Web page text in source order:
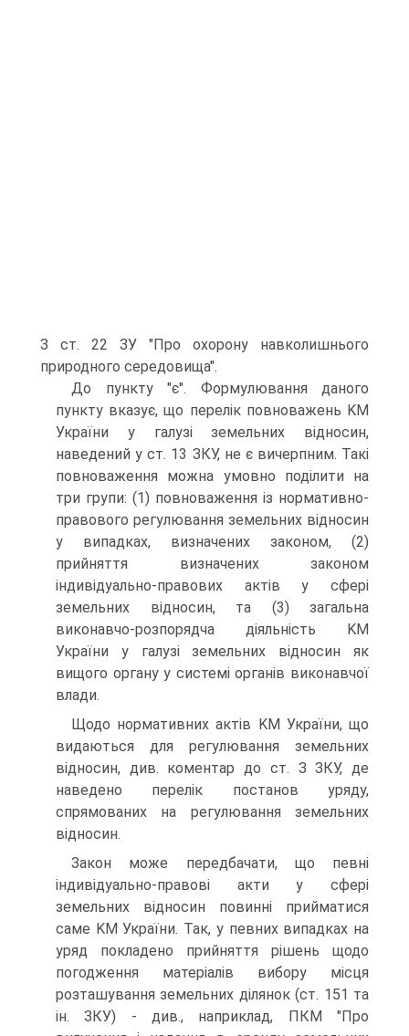
З ст. 22 ЗУ "Про охорону навколишнього
природного середовища".
До пункту "є". Формулювання даного
пункту вказує, що перелік повноважень KM
України у галузі земельних відносин,
наведений у ст. 13 ЗКУ, не є вичерпним. Такі
повноваження можна умовно поділити на
три групи: (1) повноваження із нормативно-
правового регулювання земельних відносин
у випадках, визначених законом, (2)
прийняття визначених законом
індивідуально-правових актів у сфері
земельних відносин, та (3) загальна
виконавчо-розпорядча діяльність KM
України у галузі земельних відносин як
вищого органу у системі органів виконавчої
влади.
Щодо нормативних актів KM України, що
видаються для регулювання земельних
відносин, див. коментар до ст. З ЗКУ, де
наведено перелік постанов уряду,
спрямованих на регулювання земельних
відносин.
Закон може передбачати, що певні
індивідуально-правові акти у сфері
земельних відносин повинні прийматися
саме KM України. Так, у певних випадках на
уряд покладено прийняття рішень щодо
погодження матеріалів вибору місця
розташування земельних ділянок (ст. 151 та
ін. ЗКУ) - див., наприклад, ПКМ "Про